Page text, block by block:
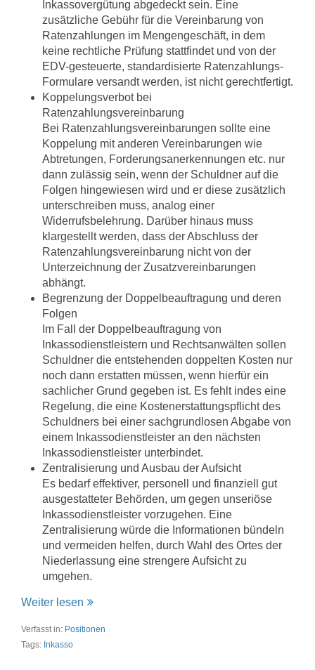
Inkassovergütung abgedeckt sein. Eine
zusätzliche Gebühr für die Vereinbarung von
Ratenzahlungen im Mengengeschäft, in dem
keine rechtliche Prüfung stattfindet und von der
EDV-gesteuerte, standardisierte Ratenzahlungs-
Formulare versandt werden, ist nicht gerechtfertigt.
Koppelungsverbot bei
Ratenzahlungsvereinbarung
Bei Ratenzahlungsvereinbarungen sollte eine
Koppelung mit anderen Vereinbarungen wie
Abtretungen, Forderungsanerkennungen etc. nur
dann zulässig sein, wenn der Schuldner auf die
Folgen hingewiesen wird und er diese zusätzlich
unterschreiben muss, analog einer
Widerrufsbelehrung. Darüber hinaus muss
klargestellt werden, dass der Abschluss der
Ratenzahlungsvereinbarung nicht von der
Unterzeichnung der Zusatzvereinbarungen
abhängt.
Begrenzung der Doppelbeauftragung und deren
Folgen
Im Fall der Doppelbeauftragung von
Inkassodienstleistern und Rechtsanwälten sollen
Schuldner die entstehenden doppelten Kosten nur
noch dann erstatten müssen, wenn hierfür ein
sachlicher Grund gegeben ist. Es fehlt indes eine
Regelung, die eine Kostenerstattungspflicht des
Schuldners bei einer sachgrundlosen Abgabe von
einem Inkassodienstleister an den nächsten
Inkassodienstleister unterbindet.
Zentralisierung und Ausbau der Aufsicht
Es bedarf effektiver, personell und finanziell gut
ausgestatteter Behörden, um gegen unseriöse
Inkassodienstleister vorzugehen. Eine
Zentralisierung würde die Informationen bündeln
und vermeiden helfen, durch Wahl des Ortes der
Niederlassung eine strengere Aufsicht zu
umgehen.
Weiter lesen
Verfasst in: Positionen
Tags: Inkasso